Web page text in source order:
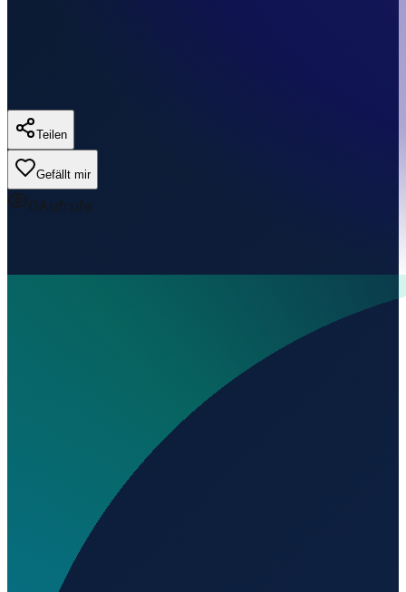
Teilen
Gefällt mir
0Aufrufe
Wo liegt Erbach Airfield?
Auf welcher Höhe liegt Erbach Airfield?